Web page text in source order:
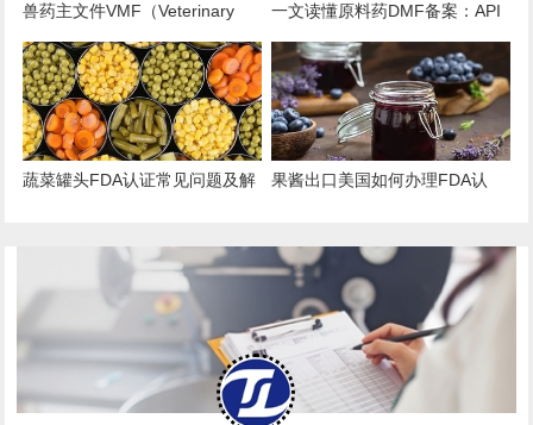
兽药主文件VMF（Veterinary
Master Files）注册办理指南
一文读懂原料药DMF备案：API
出口的“身份证”与“通行证”
蔬菜罐头FDA认证常见问题及解
果酱出口美国如何办理FDA认